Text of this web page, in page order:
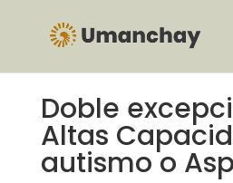
Doble
Altas
autismo o